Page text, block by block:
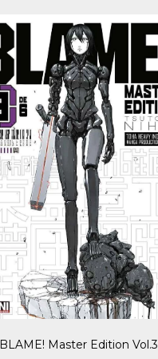
BLAME! Master Edition Vol.3